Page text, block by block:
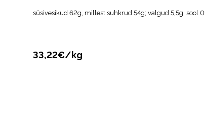
süsivesikud 62g, millest suhkrud 54g; valgud 5,5g; sool
33,22€/kg